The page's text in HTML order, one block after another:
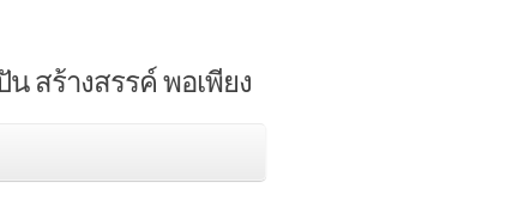
สร้างสรรค์ พอเพียง